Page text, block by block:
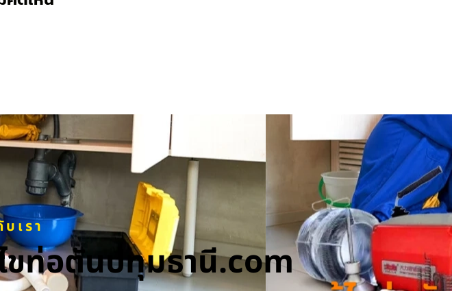
บเรา
ขท่อตันปทุมธานี.com